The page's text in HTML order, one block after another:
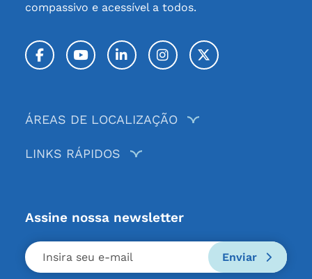
compassivo e acessível a todos.
FacebookYouTubeLinkedInInstagramTwitter / X
ÁREAS DE LOCALIZAÇÃO
LINKS RÁPIDOS
Assine nossa newsletter
Enviar